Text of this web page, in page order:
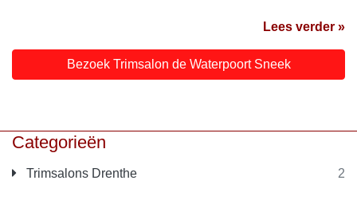
Categorieën
Trimsalons Drenthe 2
Lees verder »
Bezoek Trimsalon de Waterpoort Sneek